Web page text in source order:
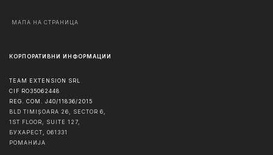
МАПА НА СТРАНИЦА
КОРПОРАТИВНИ ИНФОРМАЦИИ
TEAM EXTENSION SRL
CIF RO35062448
REG. COM. J40/11836/2015
BLD TIMIȘOARA 26, SECTOR 6,
1ST FLOOR, SUITE 127,
БУХАРЕСТ
061331
РОМАНИЈА